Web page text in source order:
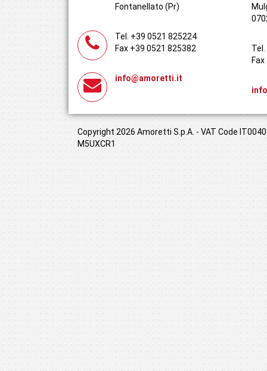
Fontanellato (Pr)
Tel. +39 0521 825224
Fax +39 0521 825382
info@amoretti.it
Copyright 2026 Amoretti S.p.A. - VAT Code
M5UXCR1